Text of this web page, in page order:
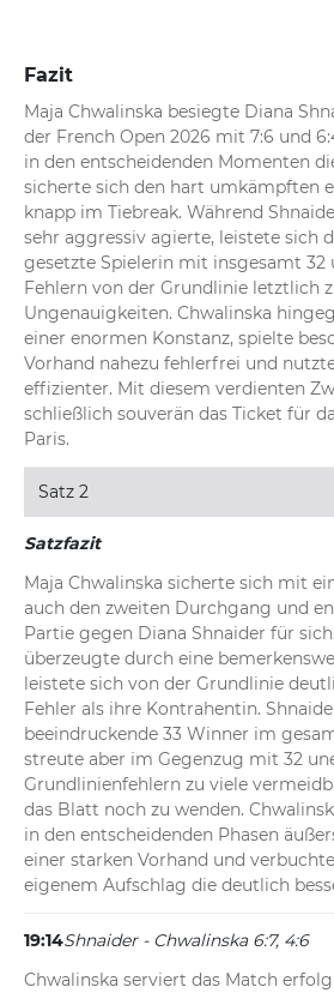
Fazit
Maja Chwalinska besiegte Diana
der French Open 2026 mit 7:6 und
in den entscheidenden Momenten
sicherte sich den hart umkämpften
knapp im Tiebreak. Während
sehr aggressiv agierte, leistete sich
gesetzte Spielerin mit insgesamt 32
Fehlern von der Grundlinie letztlich
Ungenauigkeiten. Chwalinska
einer enormen Konstanz, spielte
Vorhand nahezu fehlerfrei und
effizienter. Mit diesem verdienten
schließlich souverän das Ticket für
Paris.
Satz 2
Satzfazit
Maja Chwalinska sicherte sich mit
auch den zweiten Durchgang und
Partie gegen Diana Shnaider für
überzeugte durch eine
leistete sich von der Grundlinie
Fehler als ihre Kontrahentin.
beeindruckende 33 Winner im
streute aber im Gegenzug mit 32
Grundlinienfehlern zu viele
das Blatt noch zu wenden.
in den entscheidenden Phasen
einer starken Vorhand und
eigenem Aufschlag die deutlich
19:14Shnaider - Chwalinska 6:7, 4:6
Chwalinska serviert das Match